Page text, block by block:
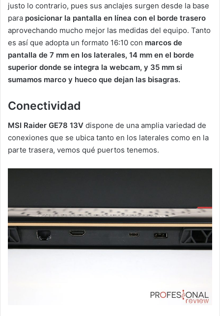
justo lo contrario, pues sus anclajes surgen desde la base
para posicionar la pantalla en línea con el borde trasero
aprovechando mucho mejor las medidas del equipo. Tanto
es así que adopta un formato 16:10 con marcos de
pantalla de 7 mm en los laterales, 14 mm en el borde
superior donde se integra la webcam, y 35 mm si
sumamos marco y hueco que dejan las bisagras.
Conectividad
MSI Raider GE78 13V dispone de una amplia variedad de
conexiones que se ubica tanto en los laterales como en la
parte trasera, vemos qué puertos tenemos.